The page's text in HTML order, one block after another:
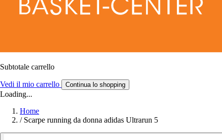
Subtotale carrello
Vedi il mio carrello Continua lo shopping
Loading...
Home
/ Scarpe running da donna adidas Ultrarun 5